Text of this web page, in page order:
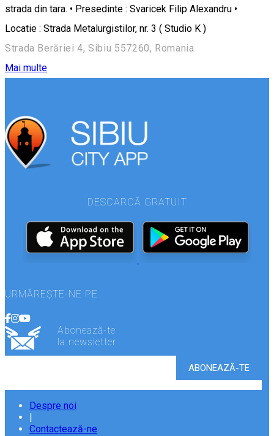
strada din tara. • Presedinte : Svaricek Filip Alexandru •
Locatie : Strada Metalurgistilor, nr. 3 ( Studio K )
Strada Berăriei 4, Sibiu 557260, Romania
Mai multe
DESCARCĂ GRATUIT
URMĂREȘTE-NE PE
Abonează-te
la newsletter
Despre noi
Contactează-ne